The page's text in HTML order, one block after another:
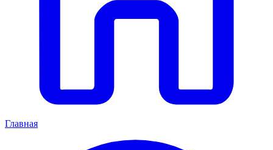
Главная